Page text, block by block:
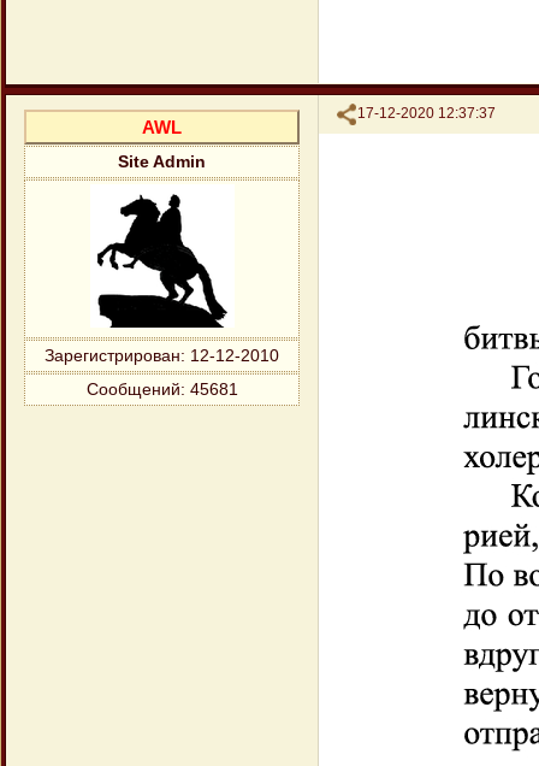
Поделиться
17-12-2020 12:37:37
AWL
Site Admin
Зарегистрирован: 12-12-2010
Сообщений: 45681